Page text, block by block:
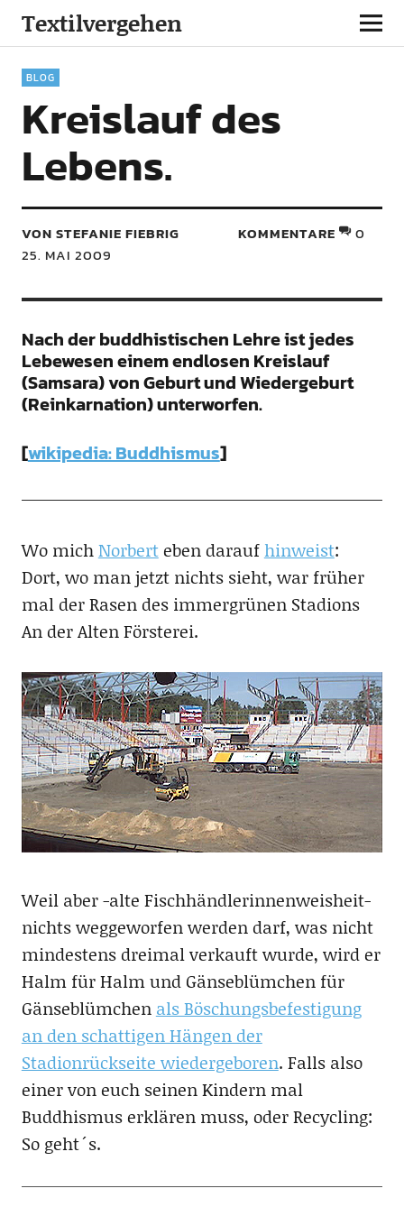
Textilvergehen
BLOG
Kreislauf des
Lebens.
VON STEFANIE FIEBRIG
25. MAI 2009
KOMMENTARE 0
Nach der buddhistischen Lehre ist jedes
Lebewesen einem endlosen Kreislauf
(Samsara) von Geburt und Wiedergeburt
(Reinkarnation) unterworfen.
[wikipedia: Buddhismus]
Wo michNorberteben daraufhinweist:
Dort, wo man jetzt nichts sieht, war früher
mal der Rasen des immergrünen Stadions
An der Alten Försterei.
Weil aber -alte Fischhändlerinnenweisheit-
nichts weggeworfen werden darf, was nicht
mindestens dreimal verkauft wurde, wird er
Halm für Halm und Gänseblümchen für
Gänseblümchen als Böschungsbefestigung
an den schattigen Hängen der
Stadionrückseite wiedergeboren. Falls also
einer von euch seinen Kindern mal
Buddhismus erklären muss, oder Recycling:
So geht´s.